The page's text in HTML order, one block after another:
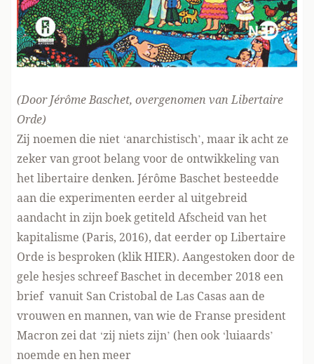
(Door Jérôme Baschet, overgenomen van Libertaire
Orde)
Zij noemen die niet ‘anarchistisch’, maar ik acht ze
zeker van groot belang voor de ontwikkeling van
het libertaire denken. Jérôme Baschet besteedde
aan die experimenten eerder al uitgebreid
aandacht in zijn boek getiteld Afscheid van het
kapitalisme (Paris, 2016), dat eerder op Libertaire
Orde is besproken (klikHIER). Aangestoken door de
gele hesjes schreef Baschet in december 2018 een
brief vanuit San Cristobal de Las Casas aan de
vrouwen en mannen, van wie de Franse president
Macron zei dat ‘zij niets zijn’ (hen ook ‘luiaards’
noemde en hen meer